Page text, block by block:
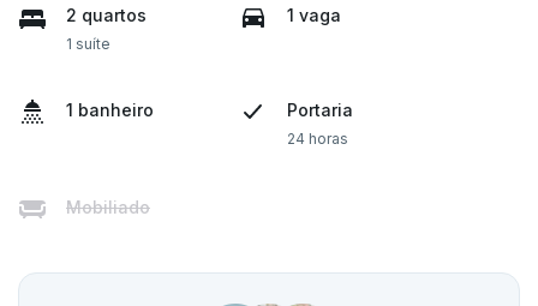
2 quartos
1 suíte
1 vaga
1 banheiro Portaria
24 horas
Mobiliado